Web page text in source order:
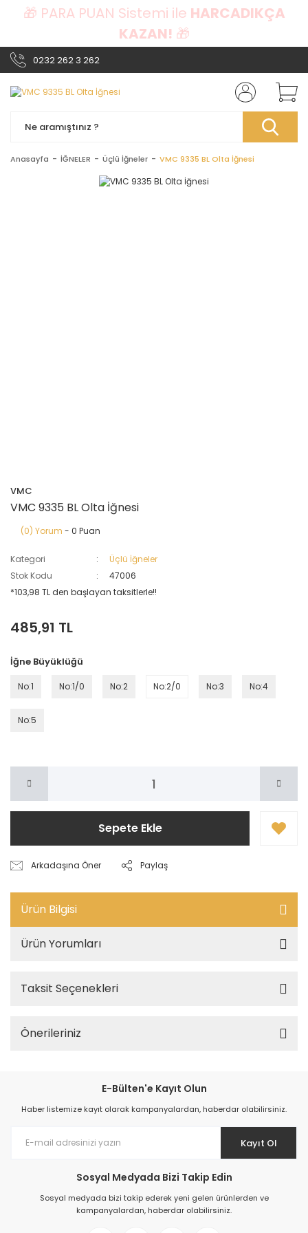
🎁 PARA PUAN Sistemi ile HARCADIKÇA
KAZAN! 🎁
0232 262 3 262
Anasayfa İĞNELER Üçlü İğneler VMC 9335 BL Olta İğnesi
VMC
VMC 9335 BL Olta İğnesi
(0) Yorum - 0 Puan
Kategori
Üçlü İğneler
Stok Kodu
47006
*103,98 TL den başlayan taksitlerle!!
485,91 TL
İğne Büyüklüğü
No:1 No:1/0 No:2 No:2/0 No:3 No:4
No:5
Sepete Ekle
Arkadaşına Öner Paylaş
Ürün Bilgisi
Ürün Yorumları
Taksit Seçenekleri
Önerileriniz
E-Bülten'e Kayıt Olun
Haber listemize kayıt olarak kampanyalardan, haberdar olabilirsiniz.
Kayıt Ol
Sosyal Medyada Bizi Takip Edin
Sosyal medyada bizi takip ederek yeni gelen ürünlerden ve
kampanyalardan, haberdar olabilirsiniz.